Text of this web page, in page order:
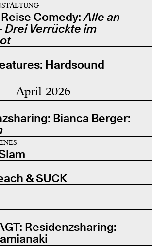
Comedy:Alle an
Drei Verrückte im
Hardsound
April 2026
Bianca Berger:
& SUCK
Residenzsharing: